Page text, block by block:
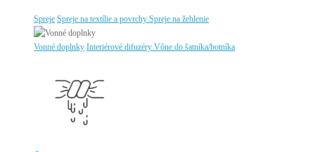
Spreje Spreje na textílie a povrchy Spreje na žehlenie
Vonné doplnky Interiérové difuzéry Vône do šatníka/botníka